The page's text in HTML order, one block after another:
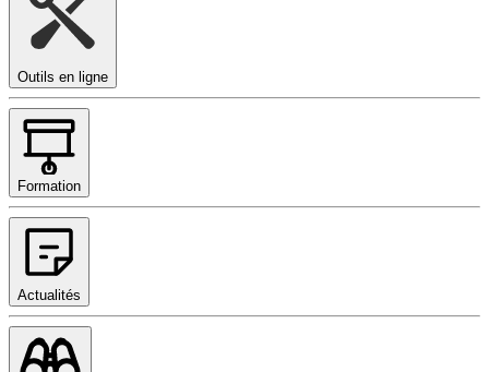
Outils en ligne
Formation
Actualités